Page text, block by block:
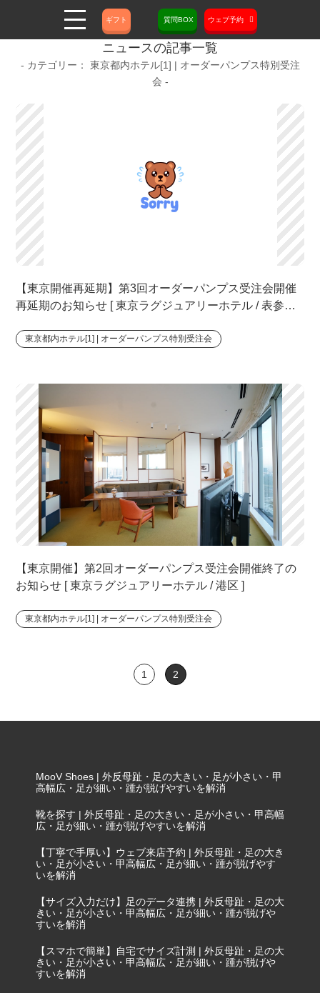
ギフト 質問BOX ウェブ予約
ニュースの記事一覧
東京都内ホテル[1] | オーダーパンプス特別受注
会
【東京開催再延期】第3回オーダーパンプス受注会開催
再延期のお知らせ [ 東京ラグジュアリーホテル / 表参道
東京都内ホテル[1] | オーダーパンプス特別受注会
【東京開催】第2回オーダーパンプス受注会開催終了の
お知らせ [ 東京ラグジュアリーホテル / 港区 ]
東京都内ホテル[1] | オーダーパンプス特別受注会
1 2
MooV Shoes | 外反母趾・足の大きい・足が小さい・甲
高幅広・足が細い・踵が脱げやすいを解消
靴を探す | 外反母趾・足の大きい・足が小さい・甲高幅
広・足が細い・踵が脱げやすいを解消
【丁寧で手厚い】ウェブ来店予約 | 外反母趾・足の大き
い・足が小さい・甲高幅広・足が細い・踵が脱げやす
いを解消
【サイズ入力だけ】足のデータ連携 | 外反母趾・足の大
きい・足が小さい・甲高幅広・足が細い・踵が脱げや
すいを解消
【スマホで簡単】自宅でサイズ計測 | 外反母趾・足の大
きい・足が小さい・甲高幅広・足が細い・踵が脱げや
すいを解消